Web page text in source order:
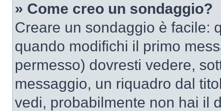
» Come creo un sondaggio?
Creare un sondaggio è facile:
quando modifichi il primo
permesso) dovresti vedere,
messaggio, un riquadro dal
vedi, probabilmente non hai il